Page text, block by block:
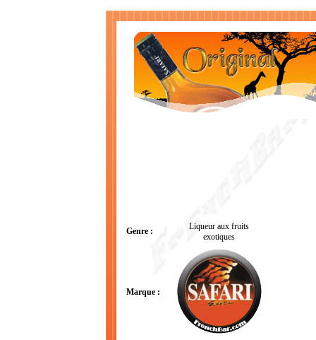
Genre :
Liqueur aux fruits
exotiques
Marque :